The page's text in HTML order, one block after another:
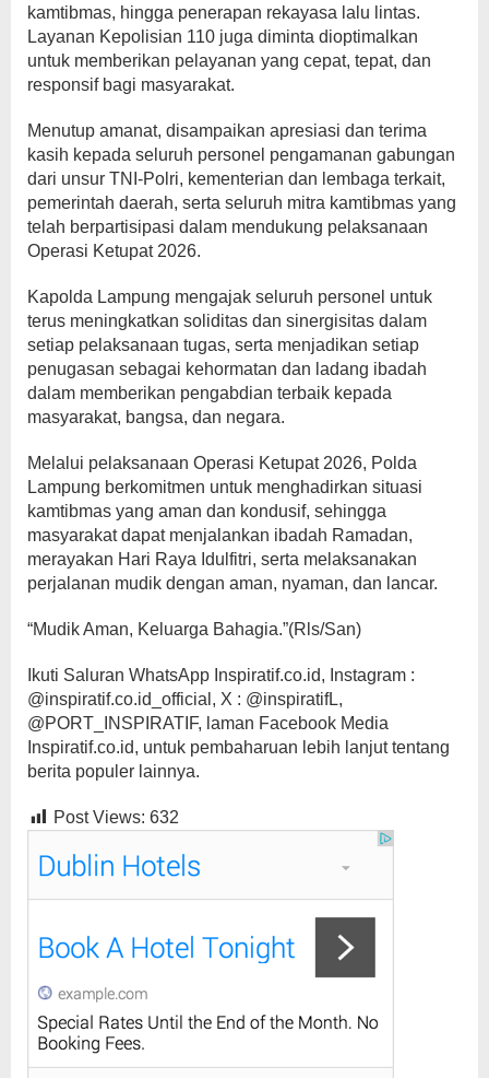
kamtibmas, hingga penerapan rekayasa lalu lintas.
Layanan Kepolisian 110 juga diminta dioptimalkan
untuk memberikan pelayanan yang cepat, tepat, dan
responsif bagi masyarakat.
Menutup amanat, disampaikan apresiasi dan terima
kasih kepada seluruh personel pengamanan gabungan
dari unsur TNI-Polri, kementerian dan lembaga terkait,
pemerintah daerah, serta seluruh mitra kamtibmas yang
telah berpartisipasi dalam mendukung pelaksanaan
Operasi Ketupat 2026.
Kapolda Lampung mengajak seluruh personel untuk
terus meningkatkan soliditas dan sinergisitas dalam
setiap pelaksanaan tugas, serta menjadikan setiap
penugasan sebagai kehormatan dan ladang ibadah
dalam memberikan pengabdian terbaik kepada
masyarakat, bangsa, dan negara.
Melalui pelaksanaan Operasi Ketupat 2026, Polda
Lampung berkomitmen untuk menghadirkan situasi
kamtibmas yang aman dan kondusif, sehingga
masyarakat dapat menjalankan ibadah Ramadan,
merayakan Hari Raya Idulfitri, serta melaksanakan
perjalanan mudik dengan aman, nyaman, dan lancar.
“Mudik Aman, Keluarga Bahagia.”(Rls/San)
Ikuti Saluran WhatsApp Inspiratif.co.id, Instagram :
@inspiratif.co.id_official, X : @inspiratifL,
@PORT_INSPIRATIF, laman Facebook Media
Inspiratif.co.id, untuk pembaharuan lebih lanjut tentang
berita populer lainnya.
Post Views: 632